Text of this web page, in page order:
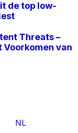
de top low-
Threats –
Voorkomen van
NL